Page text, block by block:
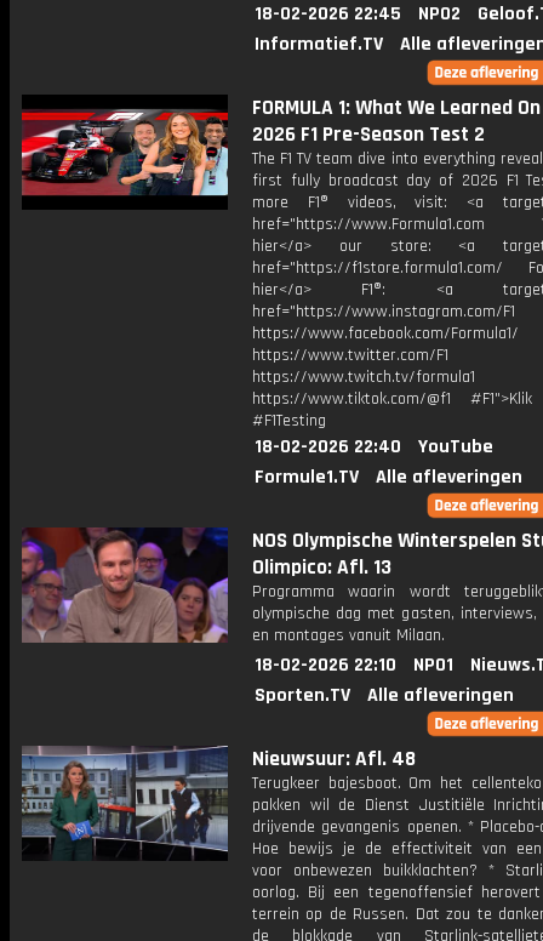
18-02-2026 22:45 NPO2
Informatief.TV
Alle
FORMULA 1: What We Learned On
2026 F1 Pre-Season Test 2
The F1 TV team dive into everything
first fully broadcast day of 2026 F1
more F1® videos, visit: <a
href="https://www.Formula1.com
hier</a> our store: <a
href="https://f1store.formula1.com/
hier</a> F1®: <a
href="https://www.instagram.com/F1
https://www.facebook.com/Formula1/
https://www.twitter.com/F1
https://www.twitch.tv/formula1
https://www.tiktok.com/@f1
#F1Testing
18-02-2026 22:40
YouTube
Formule1.TV
Alle afleveringen
NOS Olympische Winterspelen
Olimpico: Afl. 13
Programma waarin wordt
olympische dag met gasten,
en montages vanuit Milaan.
18-02-2026 22:10 NPO1
Sporten.TV
Alle afleveringen
Nieuwsuur: Afl. 48
Terugkeer bajesboot. Om het
pakken wil de Dienst Justitiële
drijvende gevangenis openen. *
Hoe bewijs je de effectiviteit van
voor onbewezen buikklachten? *
oorlog. Bij een tegenoffensief herovert
terrein op de Russen. Dat zou te
de blokkade van Starlink-